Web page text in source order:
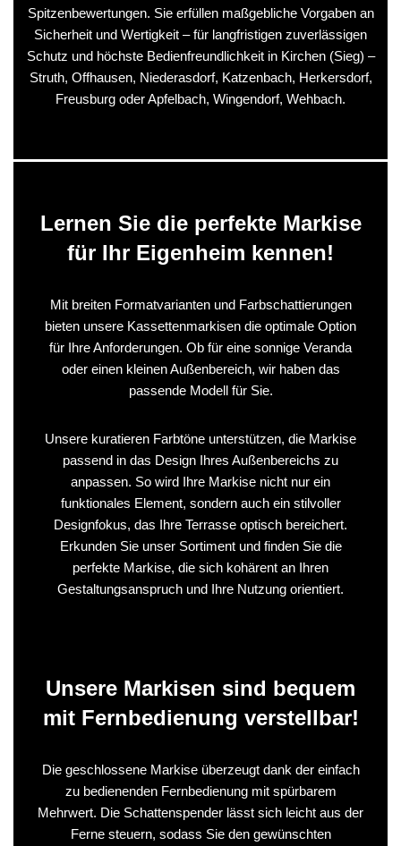
Spitzenbewertungen. Sie erfüllen maßgebliche Vorgaben an
Sicherheit und Wertigkeit – für langfristigen zuverlässigen
Schutz und höchste Bedienfreundlichkeit in Kirchen (Sieg) –
Struth, Offhausen, Niederasdorf, Katzenbach, Herkersdorf,
Freusburg oder Apfelbach, Wingendorf, Wehbach.
Lernen Sie die perfekte Markise
für Ihr Eigenheim kennen!
Mit breiten Formatvarianten und Farbschattierungen
bieten unsere Kassettenmarkisen die optimale Option
für Ihre Anforderungen. Ob für eine sonnige Veranda
oder einen kleinen Außenbereich, wir haben das
passende Modell für Sie.
Unsere kuratieren Farbtöne unterstützen, die Markise
passend in das Design Ihres Außenbereichs zu
anpassen. So wird Ihre Markise nicht nur ein
funktionales Element, sondern auch ein stilvoller
Designfokus, das Ihre Terrasse optisch bereichert.
Erkunden Sie unser Sortiment und finden Sie die
perfekte Markise, die sich kohärent an Ihren
Gestaltungsanspruch und Ihre Nutzung orientiert.
Unsere Markisen sind bequem
mit Fernbedienung verstellbar!
Die geschlossene Markise überzeugt dank der einfach
zu bedienenden Fernbedienung mit spürbarem
Mehrwert. Die Schattenspender lässt sich leicht aus der
Ferne steuern, sodass Sie den gewünschten